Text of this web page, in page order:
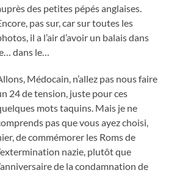
des petites pépés anglaises.
pas sur, car sur toutes les
il a l’air d’avoir un balais dans
dans le…
Médocain, n’allez pas nous faire
24 de tension, juste pour ces
mots taquins. Mais je ne
pas que vous ayez choisi,
de commémorer les Roms de
nazie, plutôt que
de la condamnation de